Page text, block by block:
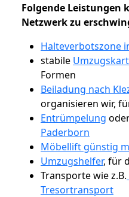
Folgende Leistungen
Netzwerk zu
Halteverbotszone
stabile
Formen
Beiladung nach
organisieren wir,
Entrümpelung
Paderborn
Möbellift günstig
Umzugshelfer, für
Transporte wie z.B.
Tresortransport